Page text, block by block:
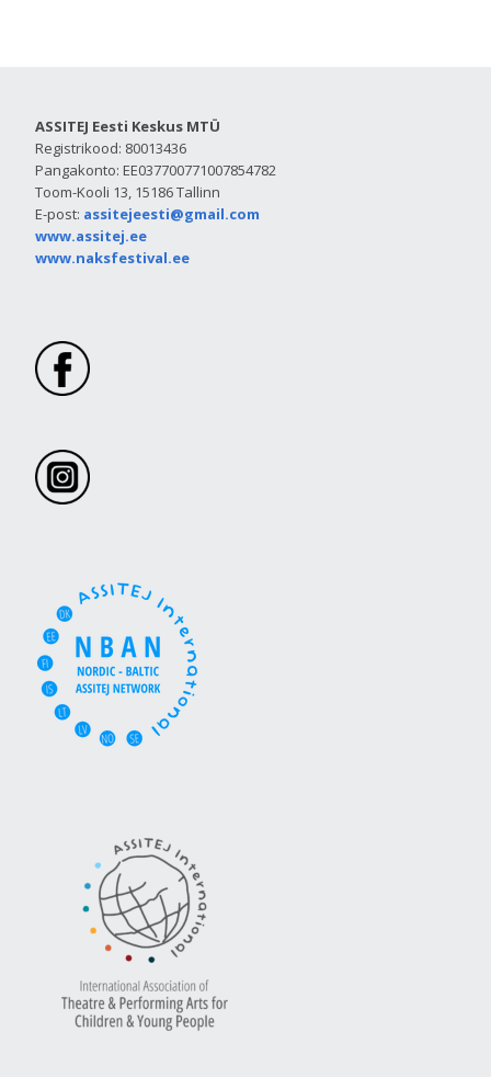
ASSITEJ Eesti Keskus MTÜ
Registrikood: 80013436
Pangakonto: EE037700771007854782
Toom-Kooli 13, 15186 Tallinn
E-post: assitejeesti@gmail.com
www.assitej.ee
www.naksfestival.ee